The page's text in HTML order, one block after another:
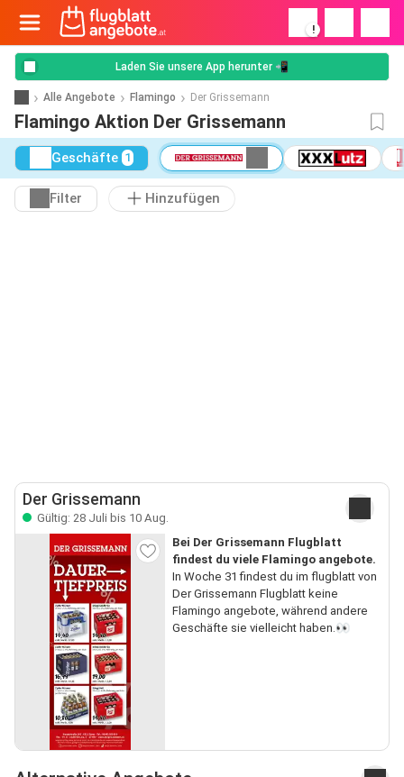
!
Laden Sie unsere App herunter 📲
Alle Angebote Flamingo Der Grissemann
Flamingo Aktion Der Grissemann
Geschäfte 1
Filter Hinzufügen
Der Grissemann
Gültig: 28 Juli bis 10 Aug.
Bei Der Grissemann Flugblatt
findest du viele Flamingo angebote.
In Woche 31 findest du im flugblatt von
Der Grissemann Flugblatt keine
Flamingo angebote, während andere
Geschäfte sie vielleicht haben.👀